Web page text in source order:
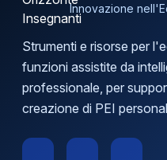
Innovazione
Strumenti e risorse per
funzioni assistite da
professionale, per
creazione di PEI